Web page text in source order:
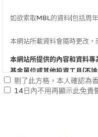
牛熊證
如欲索取MBL的資料(包括周
本網站所載資料會隨時更改
本網站所提供的內容和資料
基金單位或其他投資工具(不
網站內容來自我們在所示日
未必完整或準確。麥格理集
剔了此方格，本人確認為
14日內不用再顯示此免責